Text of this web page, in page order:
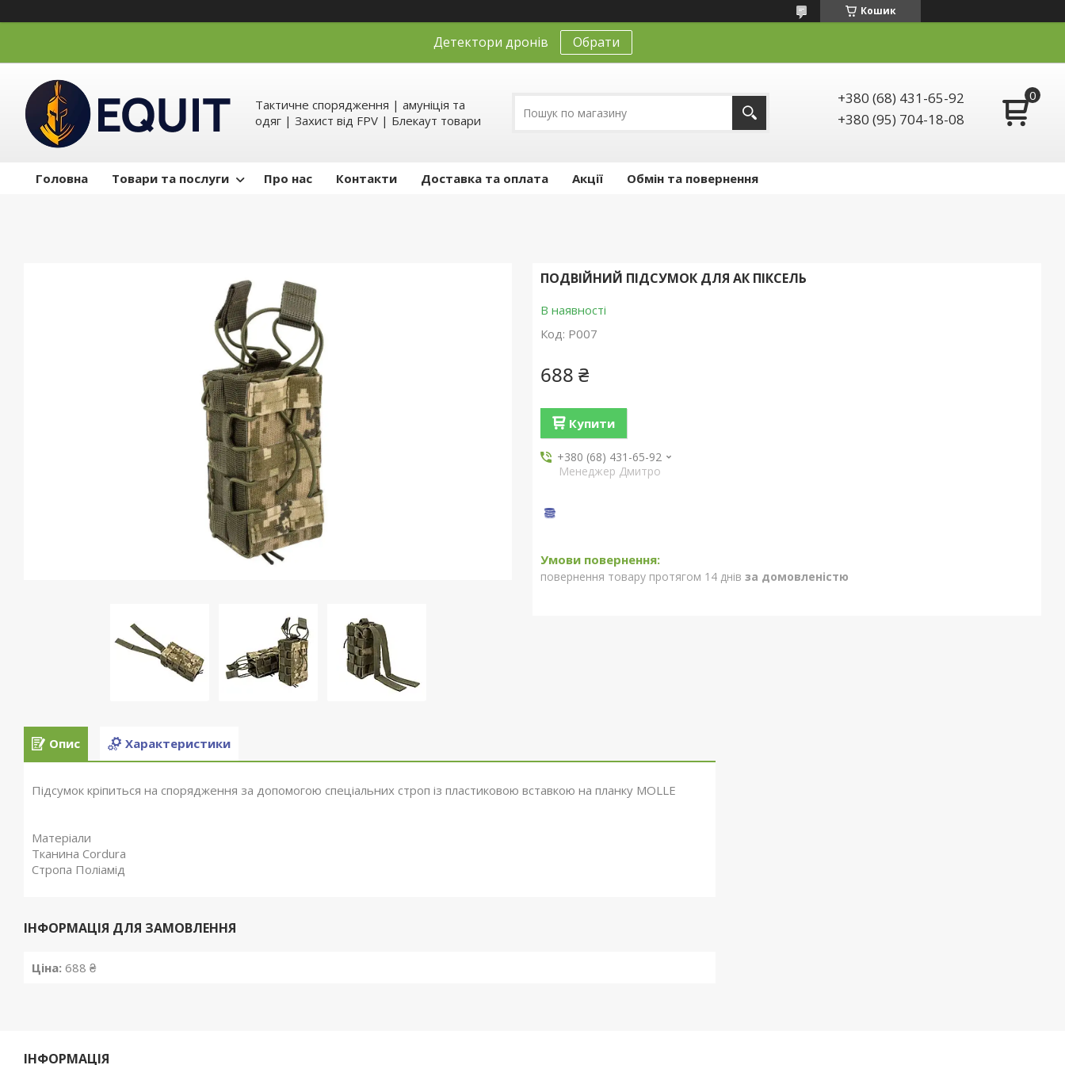
Кошик
Детектори дронів Обрати
Тактичне спорядження | амуніція та
одяг | Захист від FPV | Блекаут товари
+380 (68) 431-65-92
+380 (95) 704-18-08
Головна Товари та послуги Про нас Контакти Доставка та оплата Акції Обмін та повернення
ПОДВІЙНИЙ ПІДСУМОК ДЛЯ АК ПІКСЕЛЬ
В наявності
Код: Р007
688 ₴
Купити
+380 (68) 431-65-92
Менеджер Дмитро
повернення товару протягом 14 днів за домовленістю
Опис Характеристики
Підсумок кріпиться на спорядження за допомогою спеціальних строп із пластиковою вставкою на планку МОLLE
Матеріали
Тканина Cordura
Стропа Поліамід
ІНФОРМАЦІЯ ДЛЯ ЗАМОВЛЕННЯ
Ціна: 688 ₴
ІНФОРМАЦІЯ